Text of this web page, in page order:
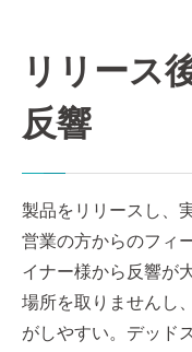
リリース
反響
製品をリリースし、
営業の方からのフィ
イナー様から反響が
場所を取りませんし
がしやすい。デッド